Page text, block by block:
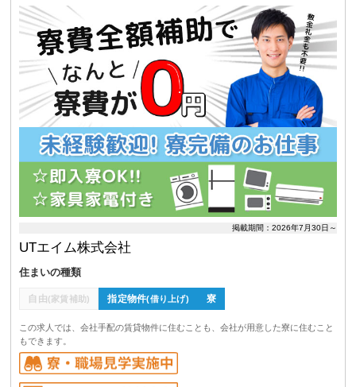
掲載期間：2026年7月30日～
UTエイム株式会社
住まいの種類
自由(家賃補助) 指定物件(借り上げ) 寮
この求人では、会社手配の賃貸物件に住むことも、会社が用意した寮に住むこと
もできます。